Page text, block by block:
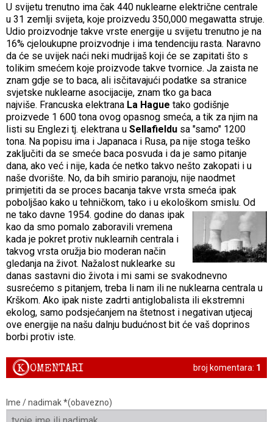
U svijetu trenutno ima čak 440 nuklearne električne centrale
u 31 zemlji svijeta, koje proizvedu 350,000 megawatta struje.
Udio proizvodnje takve vrste energije u svijetu trenutno je na
16% cjeloukupne proizvodnje i ima tendenciju rasta. Naravno
da će se uvijek naći neki mudrijaš koji će se zapitati što s
tolikim smećem koje proizvode takve tvornice. Ja zaista ne
znam gdje se to baca, ali isčitavajući podatke sa stranice
svjetske nuklearne asocijacije, znam tko ga baca
najviše. Francuska elektrana La Hague tako godišnje
proizvede 1 600 tona ovog opasnog smeća, a tik za njim na
listi su Englezi tj. elektrana u Sellafieldu sa "samo" 1200
tona. Na popisu ima i Japanaca i Rusa, pa nije stoga teško
zaključiti da se smeće baca posvuda i da je samo pitanje
dana, ako već i nije, kada će netko takvo nešto zakopati i u
naše dvorište. No, da bih smirio paranoju, nije naodmet
primjetiti da se proces bacanja takve vrsta smeća ipak
poboljšao kako u tehničkom, tako i u ekološkom smislu. Od
ne tako davne 1954. godine do danas ipak
kao da smo pomalo zaboravili vremena
kada je pokret protiv nuklearnih centrala i
takvog vrsta oružja bio moderan način
gledanja na život. Nažalost nuklearke su
danas sastavni dio života i mi sami se svakodnevno
susrećemo s pitanjem, treba li nam ili ne nuklearna centrala u
Krškom. Ako ipak niste zadrti antiglobalista ili ekstremni
ekolog, samo podsjećanjem na štetnost i negativan utjecaj
ove energije na našu dalnju budućnost bit će vaš doprinos
borbi protiv iste.
broj komentara: 1
KOMENTARI
Ime / nadimak *(obavezno)